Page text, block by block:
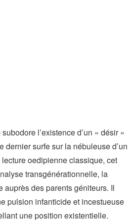
l’existence d’un « désir »
dernier surfe sur la nébuleuse d’un
lecture oedipienne classique, cet
transgénérationnelle, la
auprès des parents géniteurs. Il
pulsion infanticide et incestueuse
une position existentielle.